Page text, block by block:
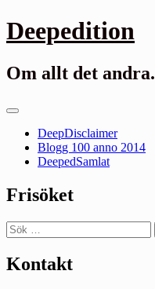
Gå
till
Deepedition
Om allt det andra.
Primär
DeepDisclaimer
Blogg 100 anno 2014
DeepedSamlat
Frisöket
Sök
efter:
Kontakt